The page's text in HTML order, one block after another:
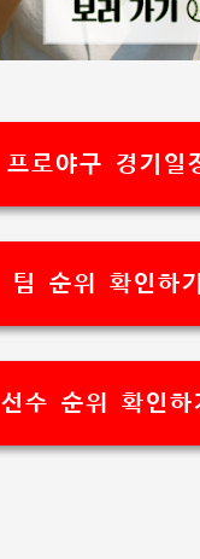
프로야구 경기일
팀 순위 확인하
선수 순위 확인하